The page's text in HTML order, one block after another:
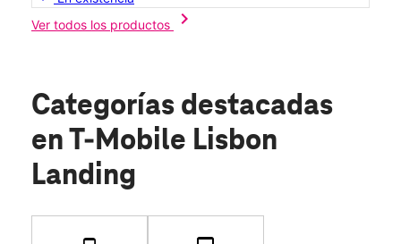
Ver todos los productos
chevron_right
Categorías destacadas
en T-Mobile Lisbon
Landing